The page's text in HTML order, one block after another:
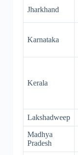
Jharkhand
Karnataka
Kerala
Lakshadweep
Madhya
Pradesh